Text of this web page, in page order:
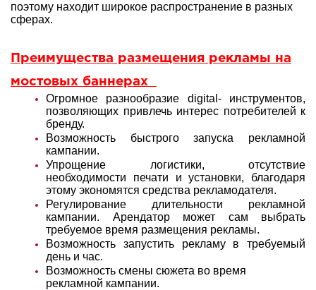
поэтому находит широкое распространение в разных
сферах.
Преимущества размещения рекламы на
мостовых баннерах
Огромное разнообразие digital- инструментов,
позволяющих привлечь интерес потребителей к
бренду.
Возможность быстрого запуска рекламной
кампании.
Упрощение логистики, отсутствие
необходимости печати и установки, благодаря
этому экономятся средства рекламодателя.
Регулирование длительности рекламной
кампании. Арендатор может сам выбрать
требуемое время размещения рекламы.
Возможность запустить рекламу в требуемый
день и час.
Возможность смены сюжета во время
рекламной кампании.